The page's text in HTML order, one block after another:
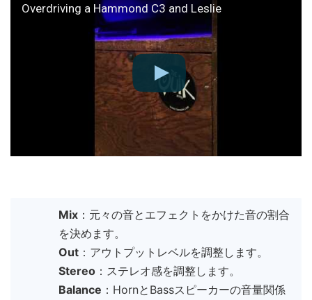
Overdriving a Hammond C3 and Leslie
Mix：元々の音とエフェクトをかけた音の割合
を決めます。
Out：アウトプットレベルを調整します。
Stereo：ステレオ感を調整します。
Balance ：HornとBassスピーカーの音量関係